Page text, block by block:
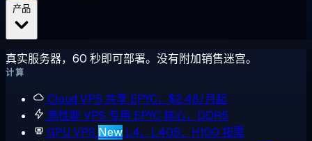
真实服务器，60 秒即可部署。没有附加销售迷宫。
计算
Cloud VPS 共享 EPYC，$2.48/月起
高性能 VPS 专用 EPYC 核心，DDR5
GPU VPS New L4、L40S、H100 按需